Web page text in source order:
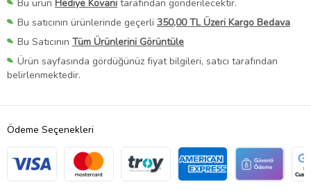
Bu ürün Hediye Kovanı tarafından gönderilecektir.
Bu satıcının ürünlerinde geçerli 350,00 TL Üzeri Kargo Bedava
Bu Satıcının Tüm Ürünlerini Görüntüle
Ürün sayfasında gördüğünüz fiyat bilgileri, satıcı tarafından
belirlenmektedir.
Ödeme Seçenekleri